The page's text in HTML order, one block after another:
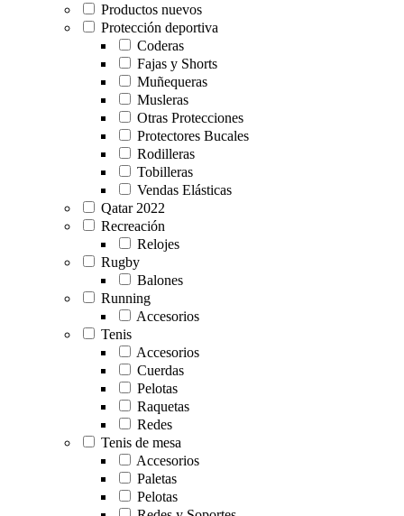
Productos nuevos
Protección deportiva
Coderas
Fajas y Shorts
Muñequeras
Musleras
Otras Protecciones
Protectores Bucales
Rodilleras
Tobilleras
Vendas Elásticas
Qatar 2022
Recreación
Relojes
Rugby
Balones
Running
Accesorios
Tenis
Accesorios
Cuerdas
Pelotas
Raquetas
Redes
Tenis de mesa
Accesorios
Paletas
Pelotas